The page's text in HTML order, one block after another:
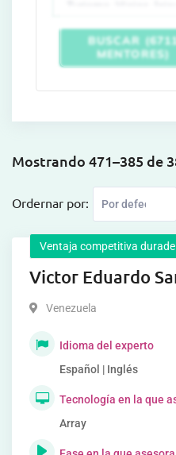
BUSCAR
MENTORES)
Mostrando 471–385 de
Ordernar por:
Ventaja competitiva
Victor Eduardo
Venezuela
Idioma del experto
Español | Inglés
Tecnología en la que
Array